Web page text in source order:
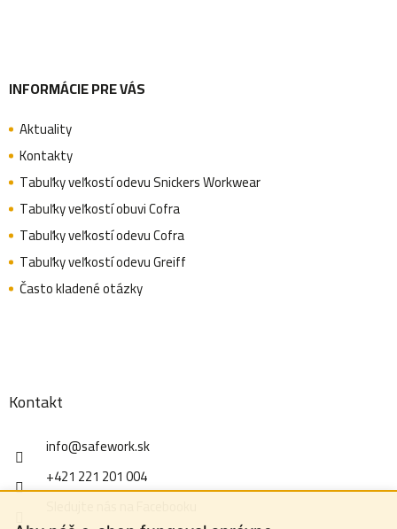
eINFORMÁCIE PRE VÁS
Aktuality
Kontakty
Tabuľky veľkostí odevu Snickers Workwear
Tabuľky veľkostí obuvi Cofra
Tabuľky veľkostí odevu Cofra
Tabuľky veľkostí odevu Greiff
Často kladené otázky
Kontakt
info@safework.sk
+421 221 201 004